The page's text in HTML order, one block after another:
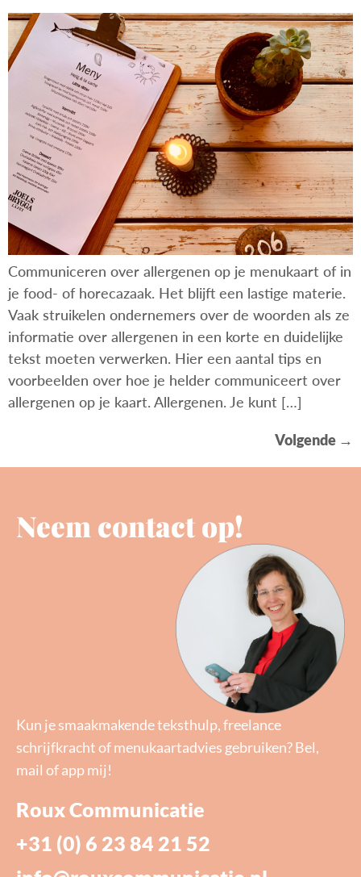
Communiceren over allergenen op je menukaart of in
je food- of horecazaak. Het blijft een lastige materie.
Vaak struikelen ondernemers over de woorden als ze
informatie over allergenen in een korte en duidelijke
tekst moeten verwerken. Hier een aantal tips en
voorbeelden over hoe je helder communiceert over
allergenen op je kaart. Allergenen. Je kunt […]
Volgende →
Neem contact op!
Kun je smaakmakende teksthulp, freelance
schrijfkracht of menukaartadvies gebruiken? Bel,
mail of app mij!
Roux Communicatie
+31 (0) 6 23 84 21 52